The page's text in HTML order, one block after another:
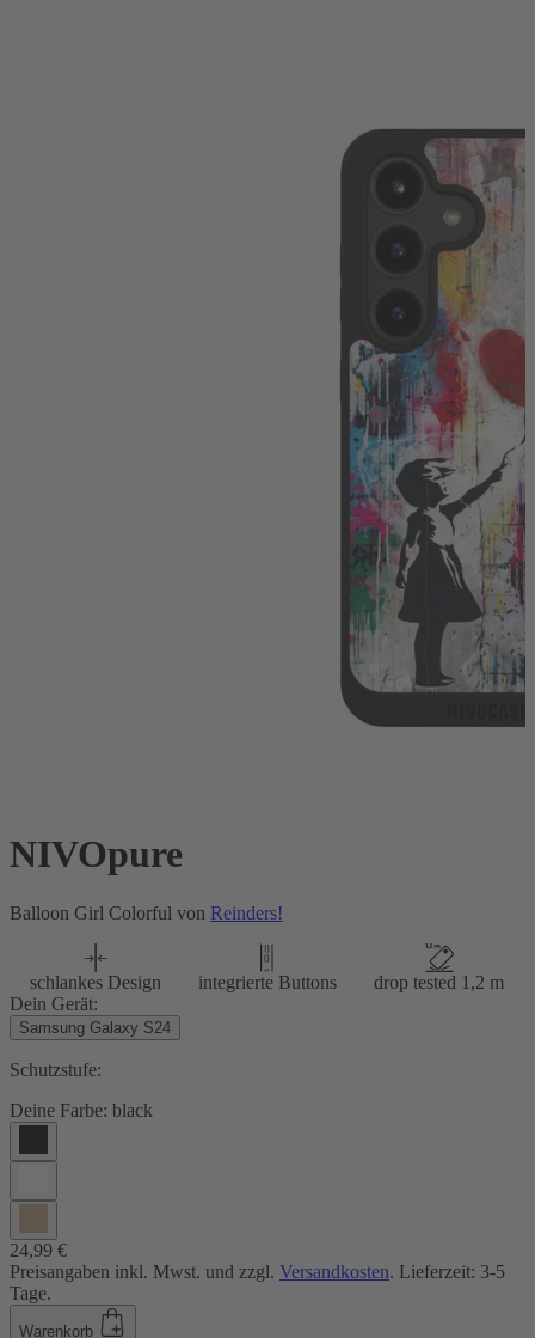
NIVOpure
Balloon Girl Colorful von Reinders!
schlankes Design integrierte Buttons
drop tested 1,2 m
Dein Gerät:
Samsung Galaxy S24
Schutzstufe:
Deine Farbe: black
24,99 €
Preisangaben inkl. Mwst. und zzgl. Versandkosten. Lieferzeit: 3-5
Tage.
Warenkorb